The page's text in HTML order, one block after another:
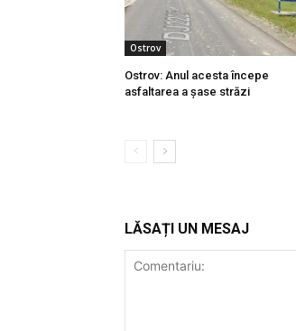
Ostrov
Ostrov: Anul acesta începe
asfaltarea a șase străzi
LĂSAȚI UN MESAJ